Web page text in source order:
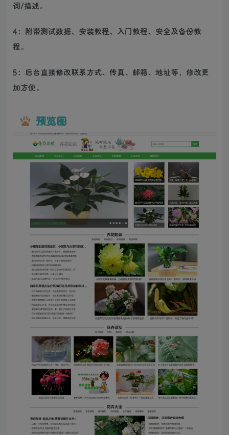
词/描述。
4：附带测试数据、安装教程、入门教程、安全及备份教
程。
5：后台直接修改联系方式、传真、邮箱、地址等，修改更
加方便。
预览图